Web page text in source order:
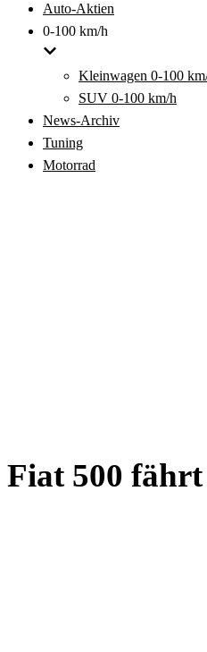
Auto-Aktien
0-100 km/h
Kleinwagen 0-100
SUV 0-100 km/h
News-Archiv
Tuning
Motorrad
Fiat 500 fährt